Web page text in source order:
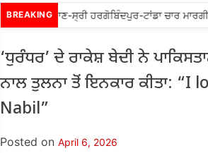
BREAKING
ਵਲੋ ਘੁਮਾਣ-ਸ੍ਰੀ ਹਰਗੋਬਿੰਦਪੁਰ-ਟਾਂਡਾ ਚਾਰ
‘ਧੁਰੰਧਰ’ ​​ਦੇ ਰਾਕੇਸ਼ ਬੇਦੀ ਨੇ
ਨਾਲ ਤੁਲਨਾ ਤੋਂ ਇਨਕਾਰ ਕੀਤਾ: “I
Nabil”
Posted on April 6, 2026